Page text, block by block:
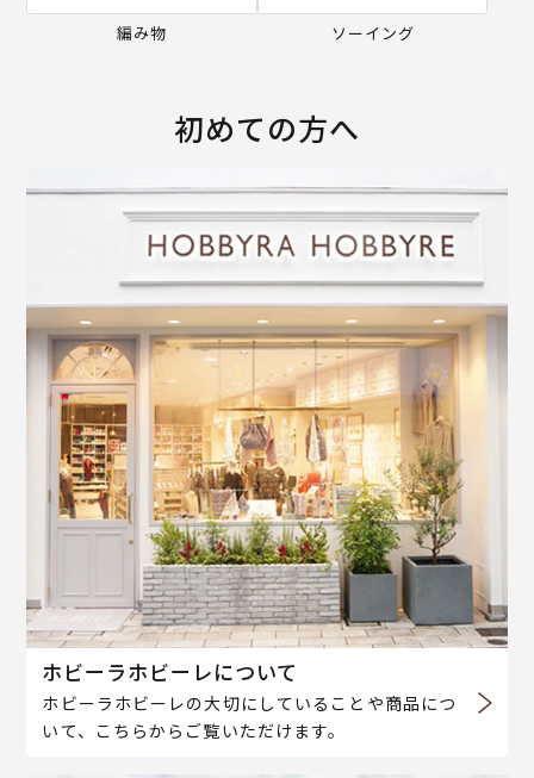
編み物 ソーイング
初めての方へ
ホビーラホビーレについて
ホビーラホビーレの大切にしていることや商品につ
いて、こちらからご覧いただけます。